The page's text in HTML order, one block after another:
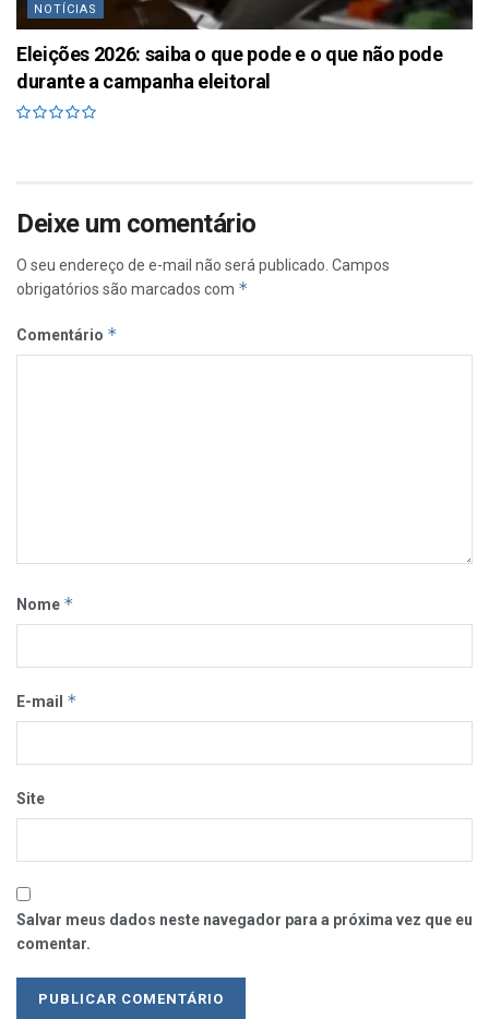
NOTÍCIAS
Eleições 2026: saiba o que pode e o que não pode
durante a campanha eleitoral
Deixe um comentário
O seu endereço de e-mail não será publicado. Campos
obrigatórios são marcados com *
Comentário *
Nome *
E-mail *
Site
Salvar meus dados neste navegador para a próxima vez que eu
comentar.